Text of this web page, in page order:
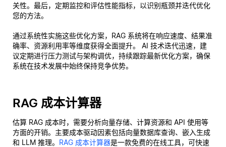
关性。最后，定期监控和评估性能指标，以识别瓶颈并迭代优化
您的方法。
通过系统性实施这些优化方案，RAG 系统将在响应速度、结果准
确率、资源利用率等维度获得全面提升。 AI 技术迭代迅速，建
议定期进行压力测试与架构调优，持续跟踪最新优化方案，确保
系统在技术发展中始终保持竞争优势。
RAG 成本计算器
估算 RAG 成本时，需要分析向量存储、计算资源和 API 使用等
方面的开销。主要成本驱动因素包括向量数据库查询、嵌入生成
和 LLM 推理。 RAG 成本计算器是一款免费的在线工具，可快速